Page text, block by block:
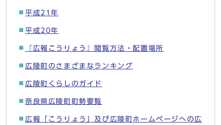
平成21年
平成20年
『広報こうりょう』閲覧方法・配置場所
広陵町のさまざまなランキング
広陵町くらしのガイド
奈良県広陵町町勢要覧
広報「こうりょう」及び広陵町ホームページへの広